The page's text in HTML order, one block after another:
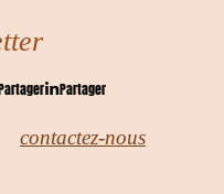
Partager
contactez-nous